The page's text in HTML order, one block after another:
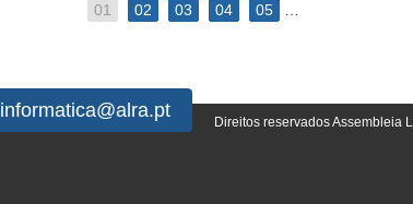
01 02 03 04 05
informatica@alra.pt
Direitos reservados Assembleia